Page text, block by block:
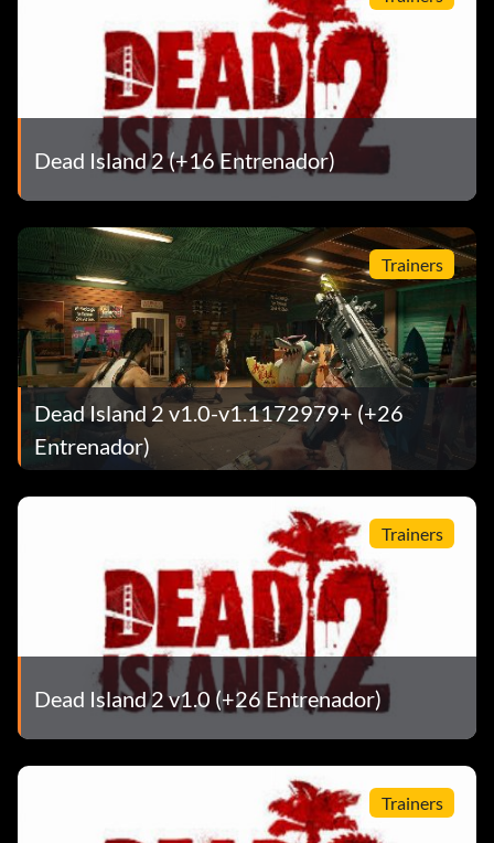
Dead Island 2 (+16 Entrenador)
Trainers
Dead Island 2 v1.0-v1.1172979+ (+26
Entrenador)
Trainers
Dead Island 2 v1.0 (+26 Entrenador)
Trainers